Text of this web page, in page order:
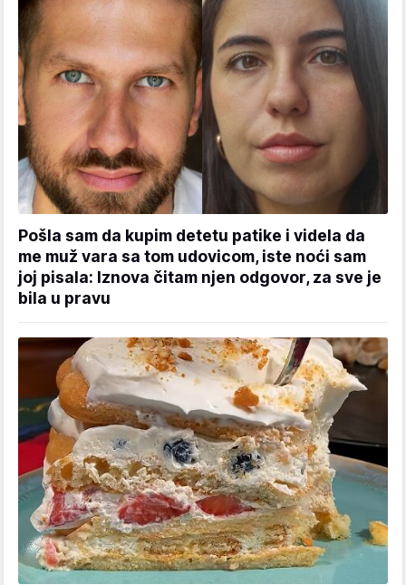
Pošla sam da kupim detetu patike i videla da
me muž vara sa tom udovicom, iste noći sam
joj pisala: Iznova čitam njen odgovor, za sve je
bila u pravu